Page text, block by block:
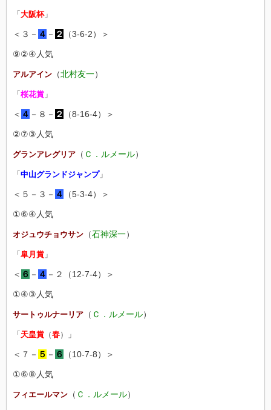
「 大阪杯」
＜３－ ４ － ２ （3-6-2）＞
⑨②④人気
アルアイン （北村友一）
「 桜花賞 」
＜ ４ －８－ ２ （8-16-4）＞
②⑦③人気
グランアレグリア （ Ｃ．ルメール）
「 中山グランドジャンプ」
＜５－３－ ４ （5-3-4）＞
①⑥④人気
オジュウチョウサン （石神深一）
「 皐月賞 」
＜ ６ － ４ －２（12-7-4）＞
①④③人気
サートゥルナーリア （ Ｃ．ルメール）
「 天皇賞 （春）」
＜７－ ５ － ６ （10-7-8）＞
①⑥⑧人気
フィエールマン （ Ｃ．ルメール）